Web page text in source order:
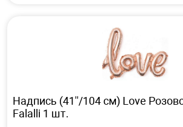
Надпись (41''/104 см) Love
Falalli 1 шт.